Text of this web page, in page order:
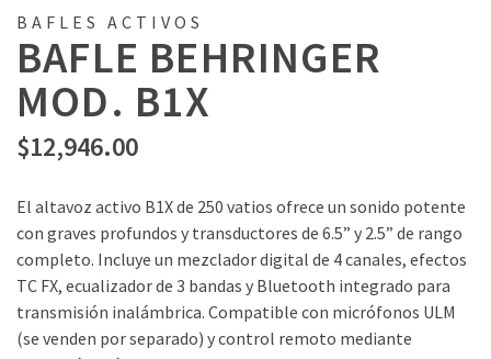
BAFLES ACTIVOS
BAFLE BEHRINGER
MOD. B1X
$12,946.00
El altavoz activo B1X de 250 vatios ofrece un sonido potente
con graves profundos y transductores de 6.5” y 2.5” de rango
completo. Incluye un mezclador digital de 4 canales, efectos
TC FX, ecualizador de 3 bandas y Bluetooth integrado para
transmisión inalámbrica. Compatible con micrófonos ULM
(se venden por separado) y control remoto mediante